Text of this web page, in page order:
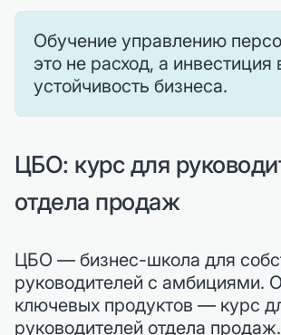
Обучение управлению
это не расход, а инвестиция
устойчивость бизнеса.
ЦБО: курс для
отдела продаж
ЦБО — бизнес-школа для
руководителей с амбициями.
ключевых продуктов — курс
руководителей отдела